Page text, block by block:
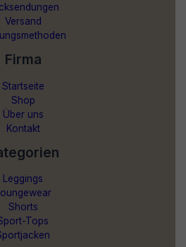
Versand
Firma
Startseite
Shop
Über uns
Kontakt
Leggings
Loungewear
Shorts
Tops